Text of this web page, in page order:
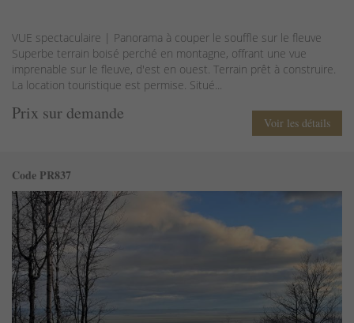
VUE spectaculaire | Panorama à couper le souffle sur le fleuve
Superbe terrain boisé perché en montagne, offrant une vue
imprenable sur le fleuve, d'est en ouest. Terrain prêt à construire.
La location touristique est permise. Situé...
Prix sur demande Voir les détails
Code PR837